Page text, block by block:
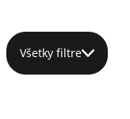
Všetky filtre